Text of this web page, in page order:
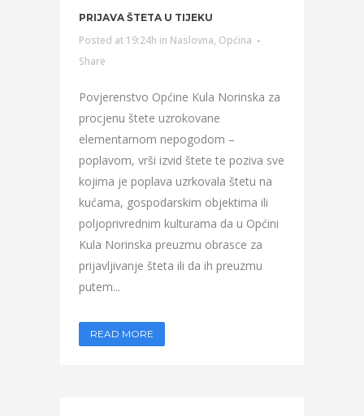
PRIJAVA ŠTETA U TIJEKU
Posted at 19:24h in Naslovna, Općina
Share
Povjerenstvo Općine Kula Norinska za
procjenu štete uzrokovane
elementarnom nepogodom –
poplavom, vrši izvid štete te poziva sve
kojima je poplava uzrkovala štetu na
kućama, gospodarskim objektima ili
poljoprivrednim kulturama da u Općini
Kula Norinska preuzmu obrasce za
prijavljivanje šteta ili da ih preuzmu
putem...
READ MORE